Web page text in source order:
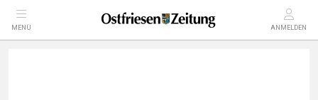
MENÜ ANMELDEN